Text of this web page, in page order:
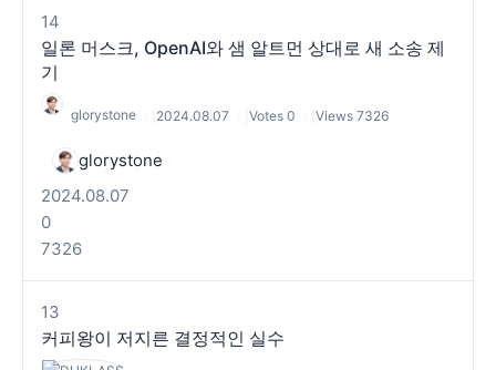
14
일론 머스크, OpenAI와 샘 알트먼 상대로 새 소송 제
기
glorystone 2024.08.07 Votes 0 Views 7326
glorystone
2024.08.07
0
7326
13
커피왕이 저지른 결정적인 실수